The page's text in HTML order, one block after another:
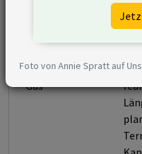
Klimakiller Öl und
Gas
Foto von Annie Spratt auf